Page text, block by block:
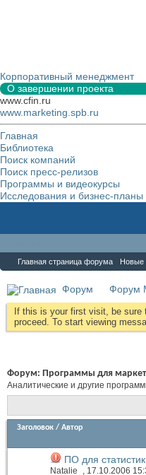
Корпоративный менеджмент
О завершении проекта
www.cfin.ru
www.marketing.spb.ru
Главная
Библиотека
Поиск компаний
Поиск пресс-релизов
Программы и видеокурсы
Исследования и бизнес-планы
Главная страница форума Новые
Форум Форум
If this is your first visit, be sure
proceed. To start viewing
Форум: Программы для
Аналитические и другие
Заголовок / Автор
ПО для
Natalie_ , 17.10.2006